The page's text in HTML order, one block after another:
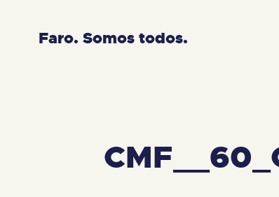
Faro. Somos todos.